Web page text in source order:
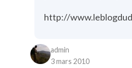
http://
admin
3 mars 2010